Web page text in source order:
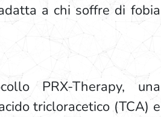
a chi soffre di fobia
PRX-Therapy, una
tricloracetico (TCA) e